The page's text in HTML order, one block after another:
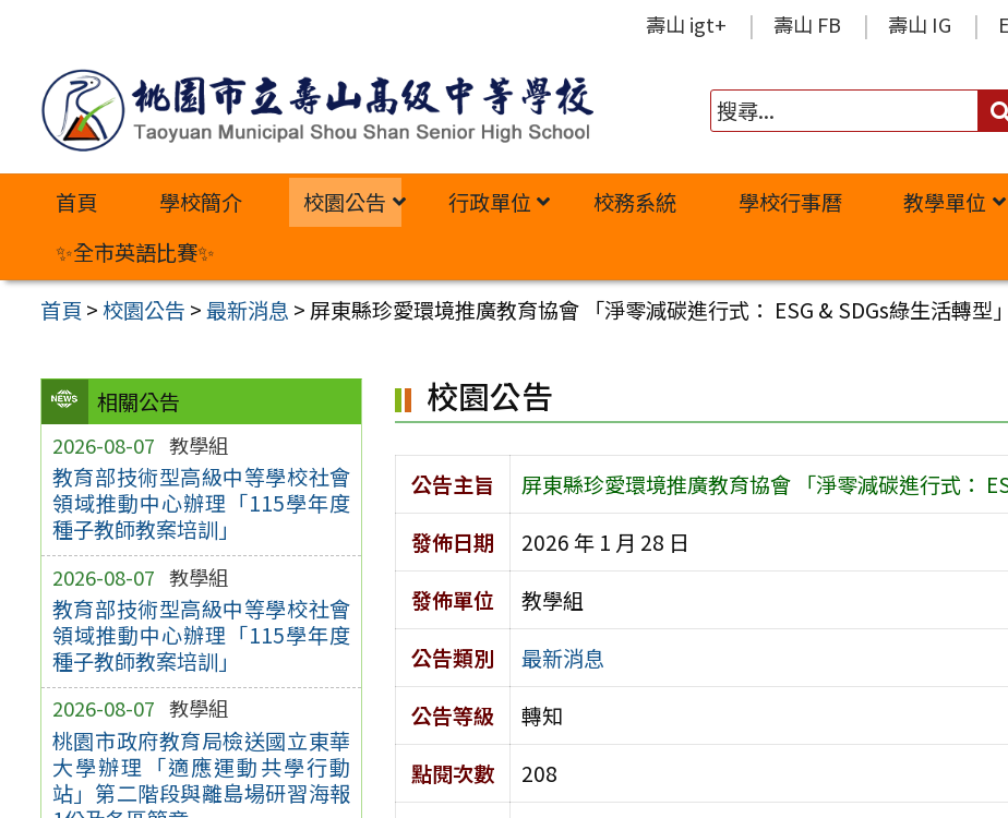
內
壽山 igt+ 壽山 FB 壽山 IG
首頁 學校簡介 校園公告 行政單位 校務系統 學校行事曆 教學單位
✨全市英語比賽✨
首頁 >校園公告 >最新消息 > 屏東縣珍愛環境推廣教育協會 「淨零減碳進行式： ESG & SDGs綠生活轉型
相關公告
2026-08-07 教學組
教育部技術型高級中等學校社會
領域推動中心辦理「115學年度
種子教師教案培訓」
2026-08-07 教學組
教育部技術型高級中等學校社會
領域推動中心辦理「115學年度
種子教師教案培訓」
2026-08-07 教學組
桃園市政府教育局檢送國立東華
大學辦理「適應運動共學行動
站」第二階段與離島場研習海報
校園公告
公告主旨
屏東縣珍愛環境推廣教育協會 「淨零減碳進行式：
發佈日期
2026 年 1 月 28 日
發佈單位
教學組
公告類別
最新消息
公告等級
轉知
點閱次數
208